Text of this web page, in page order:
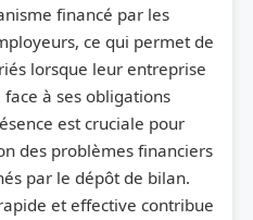
financé par les
ce qui permet de
lorsque leur entreprise
à ses obligations
est cruciale pour
des problèmes financiers
par le dépôt de bilan.
et effective contribue